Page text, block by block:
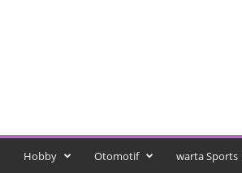
Hobby Otomotif warta Sports